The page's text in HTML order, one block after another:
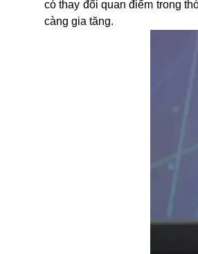
có thay đổi quan điểm trong
càng gia tăng.